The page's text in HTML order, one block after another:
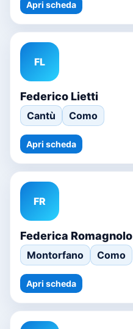
Apri scheda
FL
Federico Lietti
Cantù Como
Apri scheda
FR
Federica Romagnolo
Montorfano Como
Apri scheda